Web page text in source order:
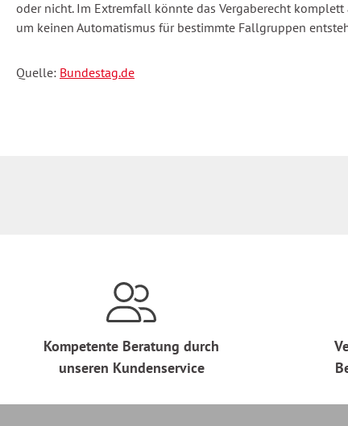
oder nicht. Im Extremfall könnte das Vergaberecht
um keinen Automatismus für bestimmte Fallgruppen
Quelle: Bundestag.de
Kompetente Beratung durch
unseren Kundenservice